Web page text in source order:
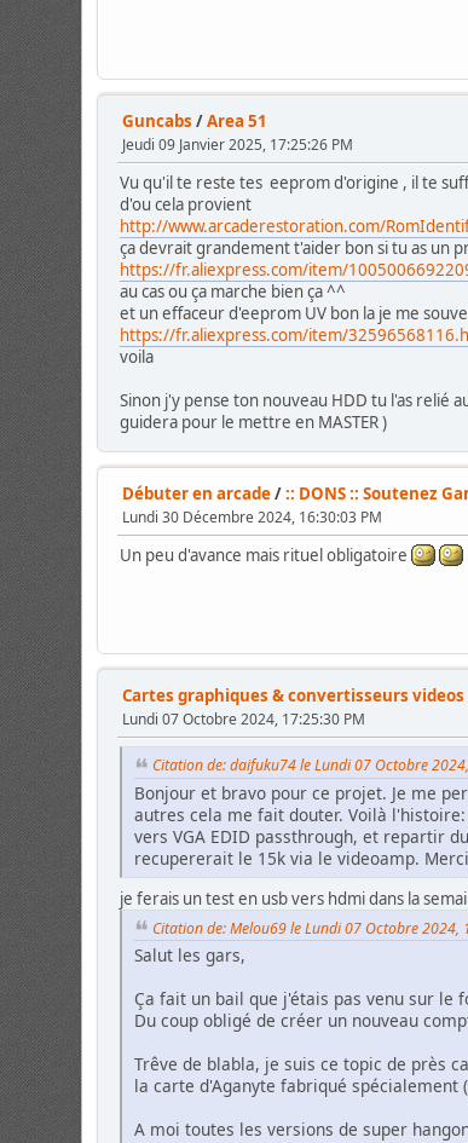
Guncabs /Area 51
Jeudi 09 Janvier 2025, 17:25:26 PM
Vu qu'il te reste tes eeprom d'origine , il te
d'ou cela provient
http://www.arcaderestoration.com/
ça devrait grandement t'aider bon si tu as un
https://fr.aliexpress.com/item/
au cas ou ça marche bien ça ^^
et un effaceur d'eeprom UV bon la je me
https://fr.aliexpress.com/item/
voila
Sinon j'y pense ton nouveau HDD tu l'as relié
guidera pour le mettre en MASTER )
Débuter en arcade/:: DONS :: Soutenez
Lundi 30 Décembre 2024, 16:30:03 PM
Un peu d'avance mais rituel obligatoire
Cartes graphiques & convertisseurs videos
Lundi 07 Octobre 2024, 17:25:30 PM
Citation de: daifuku74 le Lundi 07 Octobre
Bonjour et bravo pour ce projet. Je me
autres cela me fait douter. Voilà
vers VGA EDID passthrough, et repartir
recupererait le 15k via le videoamp.
je ferais un test en usb vers hdmi dans la
Citation de: Melou69 le Lundi 07 Octobre 2024,
Salut les gars,
Ça fait un bail que j'étais pas venu sur le
Du coup obligé de créer un nouveau
Trêve de blabla, je suis ce topic de près
la carte d'Aganyte fabriqué
A moi toutes les versions de super